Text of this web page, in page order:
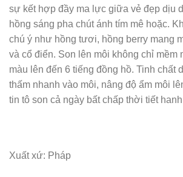
sự kết hợp đầy ma lực giữa vẻ đẹp dịu
hồng sáng pha chút ánh tím mê hoặc.
chú ý như hồng tươi, hồng berry mang
và cổ điển. Son lên môi không chỉ mềm
màu lên đến 6 tiếng đồng hồ. Tinh chất
thấm nhanh vào môi, nâng độ ẩm môi
tin tô son cả ngày bất chấp thời tiết
Xuất xứ: Pháp